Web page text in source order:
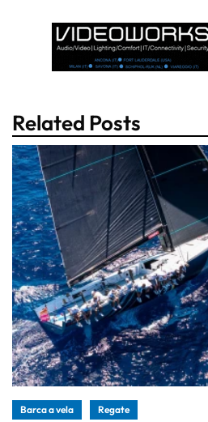
Related Posts
Barca a vela Regate